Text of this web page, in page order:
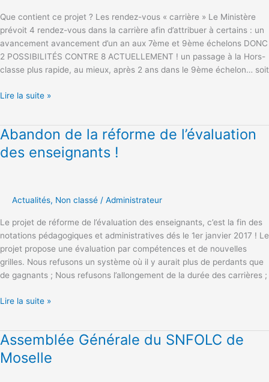
Que contient ce projet ? Les rendez-vous « carrière » Le Ministère
prévoit 4 rendez-vous dans la carrière afin d’attribuer à certains : un
avancement avancement d’un an aux 7ème et 9ème échelons DONC
2 POSSIBILITÉS CONTRE 8 ACTUELLEMENT ! un passage à la Hors-
classe plus rapide, au mieux, après 2 ans dans le 9ème échelon… soit
l’évaluation
des
enseignants
?
Lire la suite »
Abandon de la réforme de l’évaluation
des enseignants !
Actualités, Non classé / Administrateur
Le projet de réforme de l’évaluation des enseignants, c’est la fin des
notations pédagogiques et administratives dés le 1er janvier 2017 ! Le
projet propose une évaluation par compétences et de nouvelles
grilles. Nous refusons un système où il y aurait plus de perdants que
de gagnants ; Nous refusons l’allongement de la durée des carrières ;
Abandon
de
la
l’évaluation
enseignants
!
Lire la suite »
Assemblée Générale du SNFOLC de
Moselle
Assemblée
Générale
du